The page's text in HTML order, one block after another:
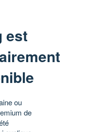
est
ou
de